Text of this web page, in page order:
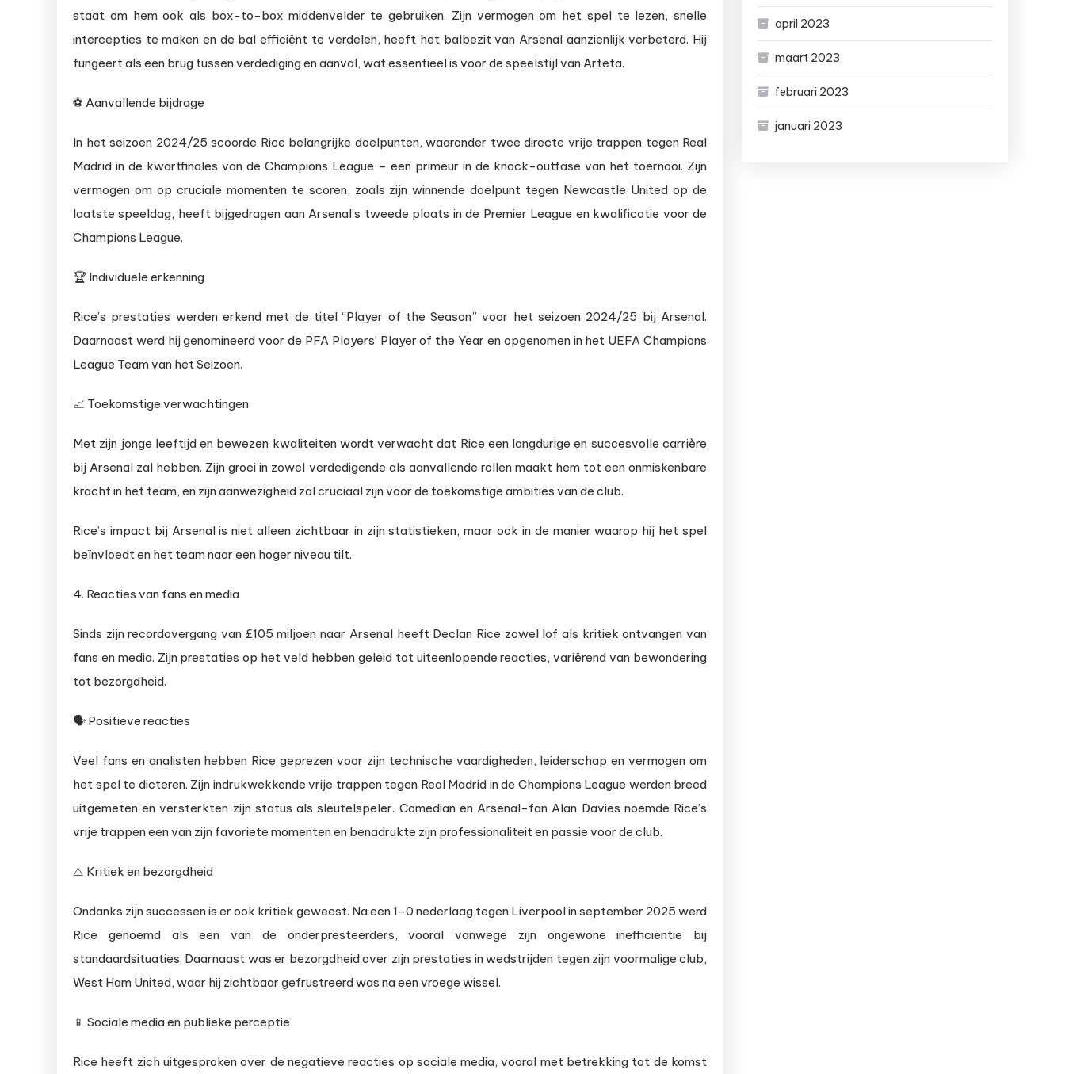
staat om hem ook als box-to-box middenvelder te gebruiken. Zijn vermogen om het spel te lezen, snelle
intercepties te maken en de bal efficiënt te verdelen, heeft het balbezit van Arsenal aanzienlijk verbeterd. Hij
fungeert als een brug tussen verdediging en aanval, wat essentieel is voor de speelstijl van Arteta.
⚽ Aanvallende bijdrage
In het seizoen 2024/25 scoorde Rice belangrijke doelpunten, waaronder twee directe vrije trappen tegen Real
Madrid in de kwartfinales van de Champions League – een primeur in de knock-outfase van het toernooi. Zijn
vermogen om op cruciale momenten te scoren, zoals zijn winnende doelpunt tegen Newcastle United op de
laatste speeldag, heeft bijgedragen aan Arsenal’s tweede plaats in de Premier League en kwalificatie voor de
Champions League.
🏆 Individuele erkenning
Rice’s prestaties werden erkend met de titel “Player of the Season” voor het seizoen 2024/25 bij Arsenal.
Daarnaast werd hij genomineerd voor de PFA Players’ Player of the Year en opgenomen in het UEFA Champions
League Team van het Seizoen.
📈 Toekomstige verwachtingen
Met zijn jonge leeftijd en bewezen kwaliteiten wordt verwacht dat Rice een langdurige en succesvolle carrière
bij Arsenal zal hebben. Zijn groei in zowel verdedigende als aanvallende rollen maakt hem tot een onmiskenbare
kracht in het team, en zijn aanwezigheid zal cruciaal zijn voor de toekomstige ambities van de club.
Rice’s impact bij Arsenal is niet alleen zichtbaar in zijn statistieken, maar ook in de manier waarop hij het spel
beïnvloedt en het team naar een hoger niveau tilt.
4. Reacties van fans en media
Sinds zijn recordovergang van £105 miljoen naar Arsenal heeft Declan Rice zowel lof als kritiek ontvangen van
fans en media. Zijn prestaties op het veld hebben geleid tot uiteenlopende reacties, variërend van bewondering
tot bezorgdheid.
🗣️ Positieve reacties
Veel fans en analisten hebben Rice geprezen voor zijn technische vaardigheden, leiderschap en vermogen om
het spel te dicteren. Zijn indrukwekkende vrije trappen tegen Real Madrid in de Champions League werden breed
uitgemeten en versterkten zijn status als sleutelspeler. Comedian en Arsenal-fan Alan Davies noemde Rice’s
vrije trappen een van zijn favoriete momenten en benadrukte zijn professionaliteit en passie voor de club.
⚠️ Kritiek en bezorgdheid
Ondanks zijn successen is er ook kritiek geweest. Na een 1-0 nederlaag tegen Liverpool in september 2025 werd
Rice genoemd als een van de onderpresteerders, vooral vanwege zijn ongewone inefficiëntie bij
standaardsituaties. Daarnaast was er bezorgdheid over zijn prestaties in wedstrijden tegen zijn voormalige club,
West Ham United, waar hij zichtbaar gefrustreerd was na een vroege wissel.
📱 Sociale media en publieke perceptie
Rice heeft zich uitgesproken over de negatieve reacties op sociale media, vooral met betrekking tot de komst
april 2023
maart 2023
februari 2023
januari 2023